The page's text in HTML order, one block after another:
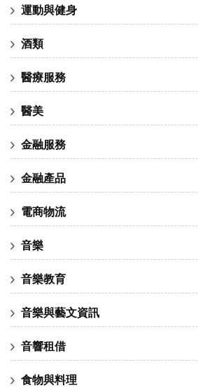
運動與健身
酒類
醫療服務
醫美
金融服務
金融產品
電商物流
音樂
音樂教育
音樂與藝文資訊
音響租借
食物與料理